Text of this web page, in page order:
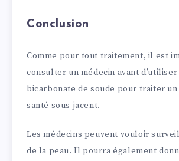
Conclusion
Comme pour tout traitement, il est
consulter un médecin avant d’utiliser
bicarbonate de soude pour traiter
santé sous-jacent.
Les médecins peuvent vouloir
de la peau. Il pourra également